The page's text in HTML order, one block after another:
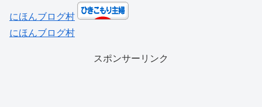
にほんブログ村
にほんブログ村
スポンサーリンク